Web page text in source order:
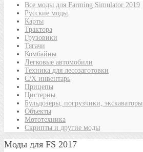
Все моды для Farming Simulator 2019
Русские моды
Карты
Трактора
Грузовики
Тягачи
Комбайны
Легковые автомобили
Техника для лесозаготовки
С/Х инвентарь
Прицепы
Цистерны
Бульдозеры, погрузчики, экскаваторы
Объекты
Мототехника
Скрипты и другие моды
Моды для FS 2017